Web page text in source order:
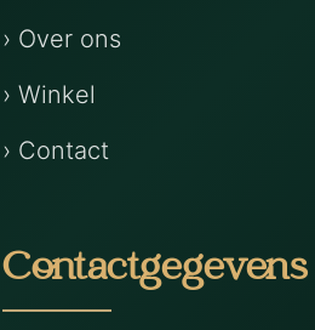
› Over ons
› Winkel
› Contact
Contactgegevens